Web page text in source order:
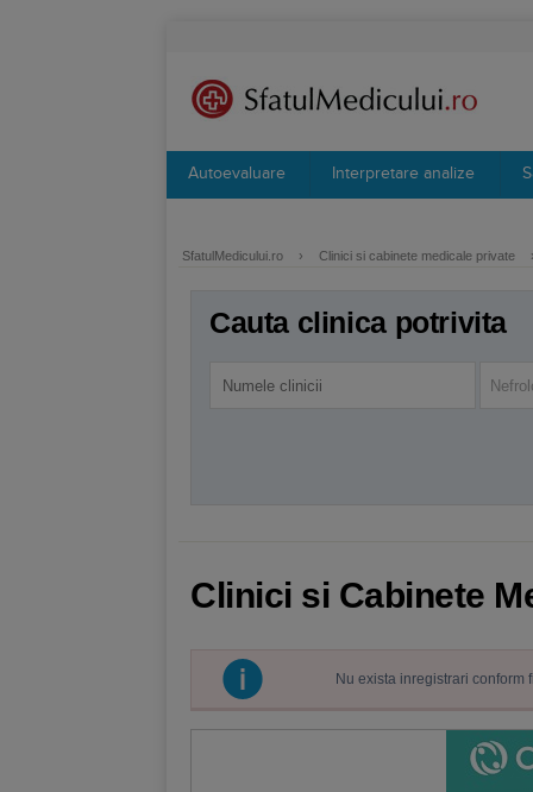
Autoevaluare Interpretare analize
SfatulMedicului.ro › Clinici si cabinete medicale private
Cauta clinica potrivita
Clinici si Cabinete
Nu exista inregistrari